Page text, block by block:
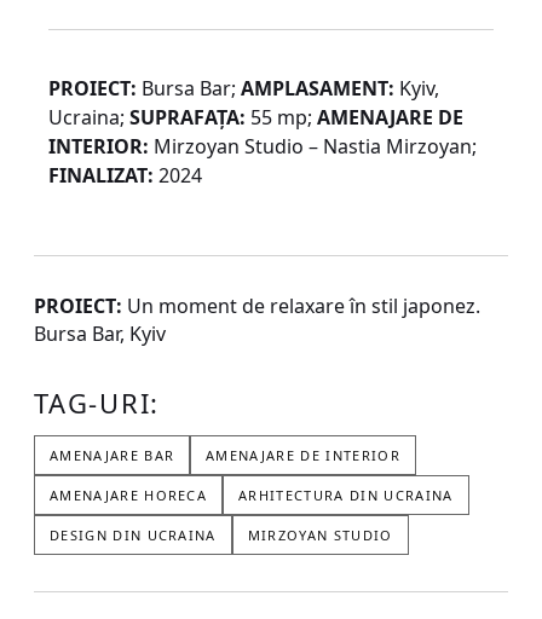
PROIECT: Bursa Bar; AMPLASAMENT: Kyiv,
Ucraina; SUPRAFAȚA: 55 mp; AMENAJARE DE
INTERIOR: Mirzoyan Studio – Nastia Mirzoyan;
FINALIZAT: 2024
PROIECT: Un moment de relaxare în stil japonez.
Bursa Bar, Kyiv
TAG-URI:
AMENAJARE BAR AMENAJARE DE INTERIOR
AMENAJARE HORECA ARHITECTURA DIN UCRAINA
DESIGN DIN UCRAINA MIRZOYAN STUDIO